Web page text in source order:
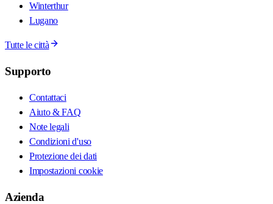
Winterthur
Lugano
Tutte le città
Supporto
Contattaci
Aiuto & FAQ
Note legali
Condizioni d'uso
Protezione dei dati
Impostazioni cookie
Azienda